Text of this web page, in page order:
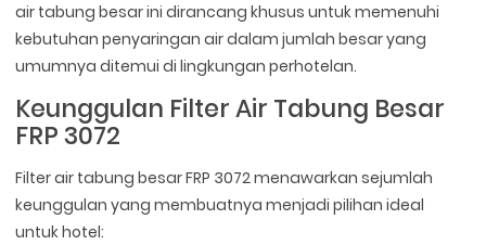
air tabung besar ini dirancang khusus untuk memenuhi
kebutuhan penyaringan air dalam jumlah besar yang
umumnya ditemui di lingkungan perhotelan.
Keunggulan Filter Air Tabung Besar
FRP 3072
Filter air tabung besar FRP 3072 menawarkan sejumlah
keunggulan yang membuatnya menjadi pilihan ideal
untuk hotel: